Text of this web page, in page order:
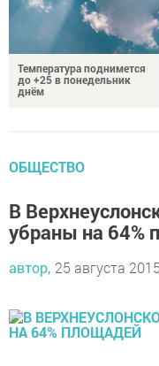
Температура поднимется
до +25 в понедельник
днём
ОБЩЕСТВО
В
убраны на 64%
автор, 25 августа